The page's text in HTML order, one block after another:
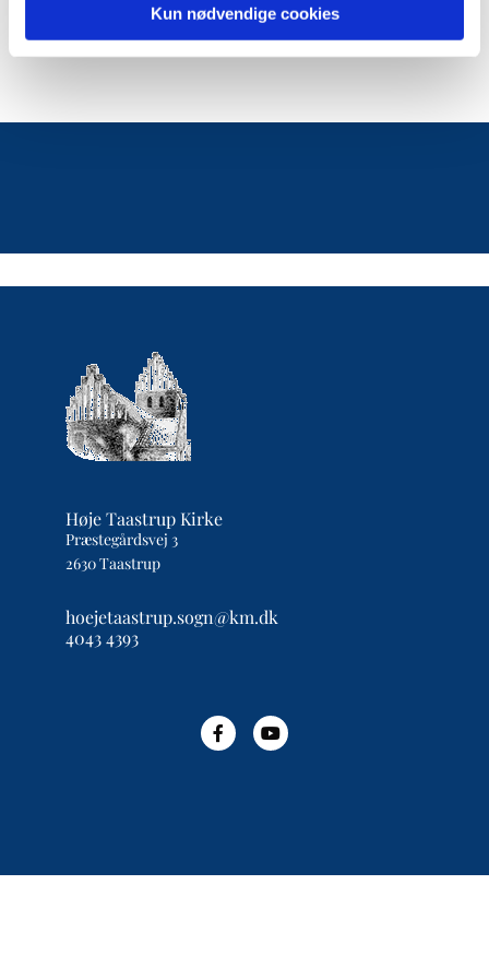
Kun nødvendige cookies
Høje Taastrup Kirke
Præstegårdsvej 3
2630 Taastrup
hoejetaastrup.sogn@km.dk
4043 4393